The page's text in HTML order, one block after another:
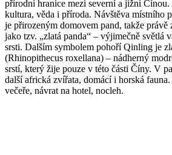
přírodní hranice mezi severní a jižní Čínou.
kultura, věda i příroda. Návštěva místního
je přirozeným domovem pand, takže
jako tzv. „zlatá panda“ – výjimečně světlá
srsti. Dalším symbolem pohoří Qinling je
(Rhinopithecus roxellana) – nádherný
srstí, který žije pouze v této části Číny. V
další africká zvířata, domácí i horská
večeře, návrat na hotel, nocleh.